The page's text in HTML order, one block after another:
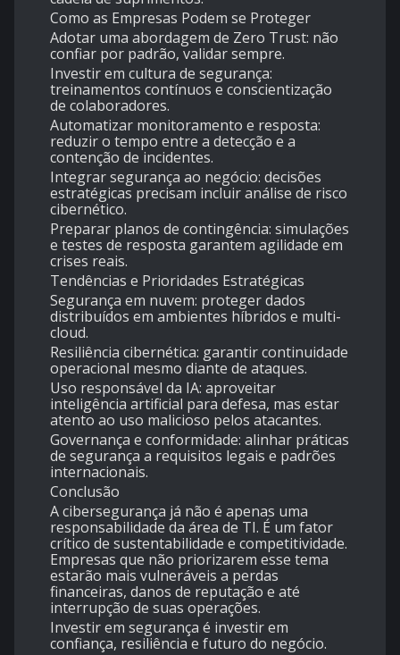
Como as Empresas Podem se Proteger
Adotar uma abordagem de Zero Trust: não
confiar por padrão, validar sempre.
Investir em cultura de segurança:
treinamentos contínuos e conscientização
de colaboradores.
Automatizar monitoramento e resposta:
reduzir o tempo entre a detecção e a
contenção de incidentes.
Integrar segurança ao negócio: decisões
estratégicas precisam incluir análise de risco
cibernético.
Preparar planos de contingência: simulações
e testes de resposta garantem agilidade em
crises reais.
Tendências e Prioridades Estratégicas
Segurança em nuvem: proteger dados
distribuídos em ambientes híbridos e multi-
cloud.
Resiliência cibernética: garantir continuidade
operacional mesmo diante de ataques.
Uso responsável da IA: aproveitar
inteligência artificial para defesa, mas estar
atento ao uso malicioso pelos atacantes.
Governança e conformidade: alinhar práticas
de segurança a requisitos legais e padrões
internacionais.
Conclusão
A cibersegurança já não é apenas uma
responsabilidade da área de TI. É um fator
crítico de sustentabilidade e competitividade.
Empresas que não priorizarem esse tema
estarão mais vulneráveis a perdas
financeiras, danos de reputação e até
interrupção de suas operações.
Investir em segurança é investir em
confiança, resiliência e futuro do negócio.